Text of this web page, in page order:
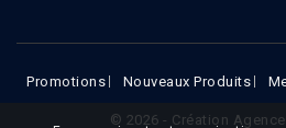
Promotions Nouveaux Produits
© 2026 - Création